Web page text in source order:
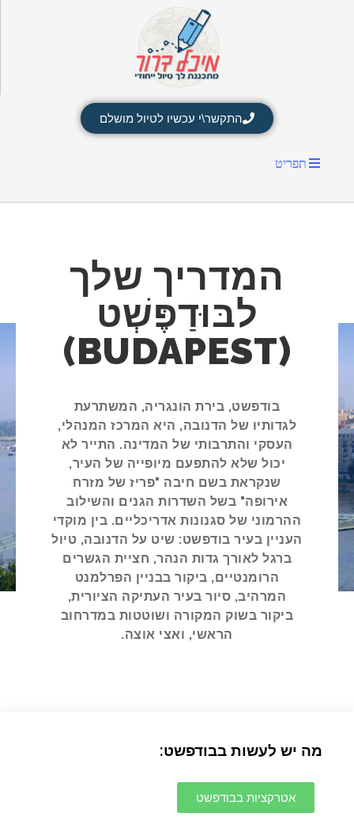
התקשר\י עכשיו לטיול מושלם
תפריט
המדריך שלך
לבּוּדַפֶּשְׁט
(BUDAPEST)
בודפשט, בירת הונגריה, המשתרעת
לגדותיו של הדנובה, היא המרכז המנהלי,
העסקי והתרבותי של המדינה. התייר לא
יכול שלא להתפעם מיופייה של העיר,
שנקראת בשם חיבה "פריז של מזרח
אירופה" בשל השדרות הגנים והשילוב
ההרמוני של סגנונות אדריכליים. בין מוקדי
העניין בעיר בודפשט: שיט על הדנובה, טיול
ברגל לאורך גדות הנהר, חציית הגשרים
הרומנטיים, ביקור בבניין הפרלמנט
המרהיב, סיור בעיר העתיקה הציורית,
ביקור בשוק המקורה ושוטטות במדרחוב
הראשי, ואצי אוצה.
מה יש לעשות בבודפשט:
אטרקציות בבודפשט